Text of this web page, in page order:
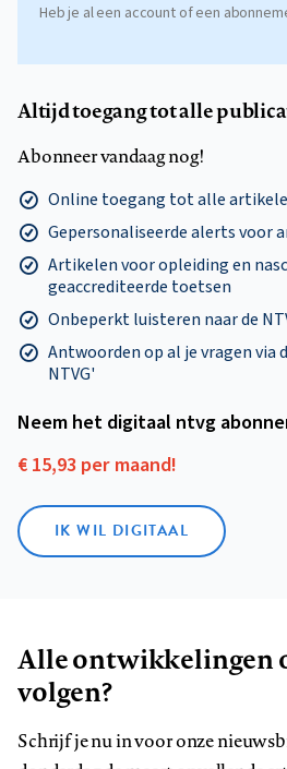
Heb je al een account of een
Altijd toegang tot alle
Abonneer vandaag nog!
Online toegang tot alle
Gepersonaliseerde alerts voor
Artikelen voor opleiding en
geaccrediteerde toetsen
Onbeperkt luisteren naar de
Antwoorden op al je vragen via
NTVG'
Neem het digitaal ntvg
€ 15,93 per maand!
IK WIL DIGITAAL
Alle ontwikkelingen
volgen?
Schrijf je nu in voor onze